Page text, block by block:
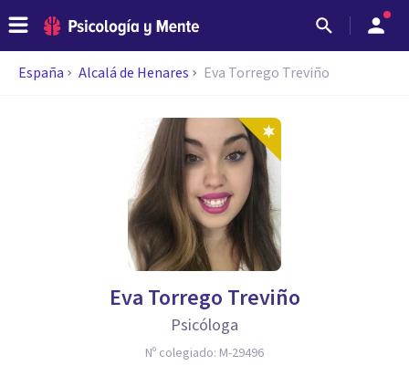
España Alcalá de Henares Eva Torrego Treviño
Eva Torrego Treviño
Psicóloga
Nº colegiado: M-29496